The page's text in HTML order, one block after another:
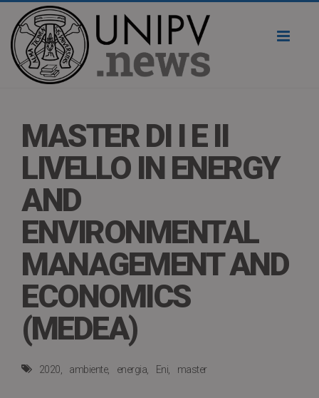
MASTER DI I E II
LIVELLO IN ENERGY
AND
ENVIRONMENTAL
MANAGEMENT AND
ECONOMICS
(MEDEA)
2020 ambiente energia Eni master